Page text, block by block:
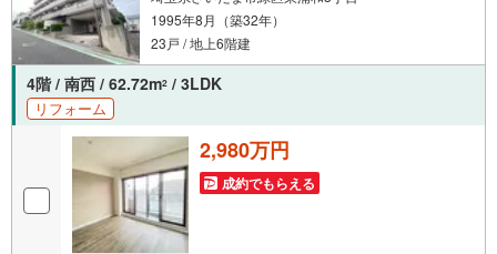
1995年8月（築32年）
23戸 / 地上6階建
4階 / 南西 / 62.72m2 / 3LDK
リフォーム
2,980万円
成約でもらえる